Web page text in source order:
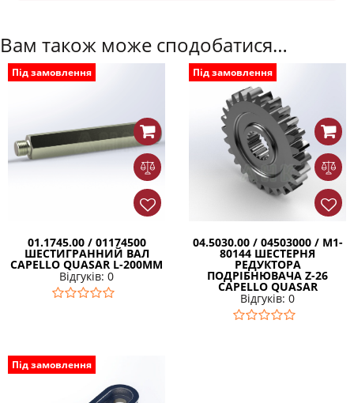
Вам також може сподобатися…
Під замовлення
01.1745.00 / 01174500
ШЕСТИГРАННИЙ ВАЛ
CAPELLO QUASAR L-200MM
Відгуків: 0
Під замовлення
04.5030.00 / 04503000 / М1-
80144 ШЕСТЕРНЯ
РЕДУКТОРА
ПОДРІБНЮВАЧА Z-26
CAPELLO QUASAR
Відгуків: 0
Під замовлення